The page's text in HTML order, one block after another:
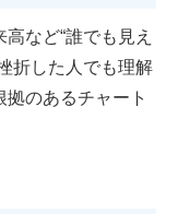
など“誰でも見え
折した人でも理解
のあるチャート